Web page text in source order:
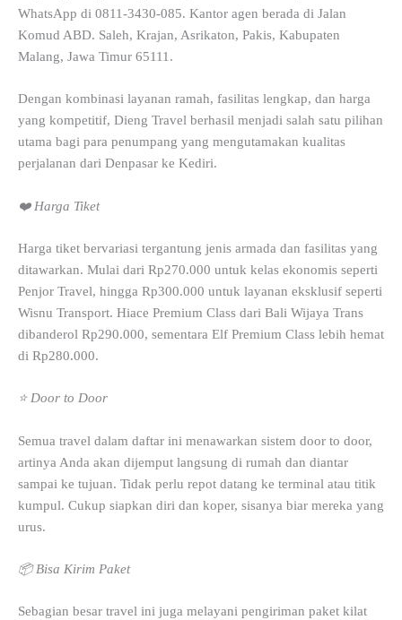
WhatsApp di 0811-3430-085. Kantor agen berada di Jalan
Komud ABD. Saleh, Krajan, Asrikaton, Pakis, Kabupaten
Malang, Jawa Timur 65111.
Dengan kombinasi layanan ramah, fasilitas lengkap, dan harga
yang kompetitif, Dieng Travel berhasil menjadi salah satu pilihan
utama bagi para penumpang yang mengutamakan kualitas
perjalanan dari Denpasar ke Kediri.
❤️ Harga Tiket
Harga tiket bervariasi tergantung jenis armada dan fasilitas yang
ditawarkan. Mulai dari Rp270.000 untuk kelas ekonomis seperti
Penjor Travel, hingga Rp300.000 untuk layanan eksklusif seperti
Wisnu Transport. Hiace Premium Class dari Bali Wijaya Trans
dibanderol Rp290.000, sementara Elf Premium Class lebih hemat
di Rp280.000.
⭐ Door to Door
Semua travel dalam daftar ini menawarkan sistem door to door,
artinya Anda akan dijemput langsung di rumah dan diantar
sampai ke tujuan. Tidak perlu repot datang ke terminal atau titik
kumpul. Cukup siapkan diri dan koper, sisanya biar mereka yang
urus.
📦 Bisa Kirim Paket
Sebagian besar travel ini juga melayani pengiriman paket kilat